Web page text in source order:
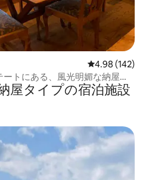
レビュー142
4.98 (142)
トにある、風光明媚な納屋ロ
屋タイプの宿泊施設